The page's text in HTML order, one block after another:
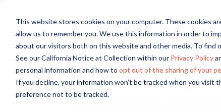
This website stores cookies on your computer. These cookies
allow us to remember you. We use this information in order to
about our visitors both on this website and other media. To find
See our California Notice at Collection within our Privacy Policy
personal information and how to opt out of the sharing of your
If you decline, your information won’t be tracked when you
preference not to be tracked.
Primagaz lance la